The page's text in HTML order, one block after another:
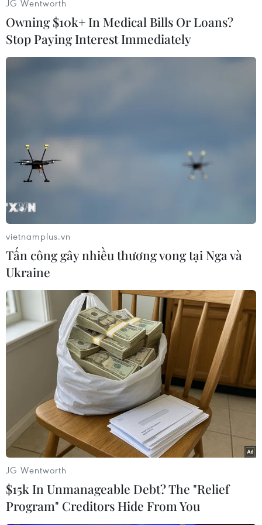
Google đã cho phép quảng cáo chính trị trong
cuộc bầu cử địa phương ngày 8/9 vừa qua, mặc
dù Moskva đã cấm Google quảng bá những
thông tin như vậy./.
#Cơ quan chống độc quyền Liên bang Nga
#Ali Trade
#Công ty Google
#Quảng cáo Nga
Theo dõi VietnamPlus
TIN LIÊN QUAN
JG Wentworth
Owning $10k+ In Medical Bills Or Loans?
Stop Paying Interest Immediately
vietnamplus.vn
Tấn công gây nhiều thương vong tại Nga và
Ukraine
JG Wentworth
$15k In Unmanageable Debt? The "Relief
Program" Creditors Hide From You